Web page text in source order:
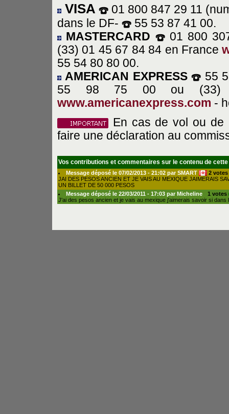
VISA
01 800 847 29 11
dans le DF-
55 53 87 41 00.
MASTERCARD
01 800
(33) 01 45 67 84 84 en France
55 54 80 80 00.
AMERICAN EXPRESS
55
55 98 75 00 ou (33)
www.americanexpress.com -
En cas de vol ou de
faire une déclaration au
Vos contributions et commentaires sur le contenu de cette
Message déposé le 07/02/2013 - 21:02 par SMART
2 votes
JAI DES PESOS ANCIEN ET JE VAIS AU MEXIQUE JAIMERAIS
UN BILLET DE 50 000 PESOS
Message déposé le 22/03/2011 - 17:03 par Micheline
1 votes
J'ai des pesos ancien et je vais au mexique j'aimerais savoir si